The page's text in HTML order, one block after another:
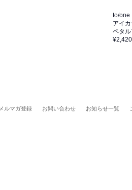
to/one
アイ
ペタ
¥2,420
メルマガ登録 お問い合わせ お知らせ一覧